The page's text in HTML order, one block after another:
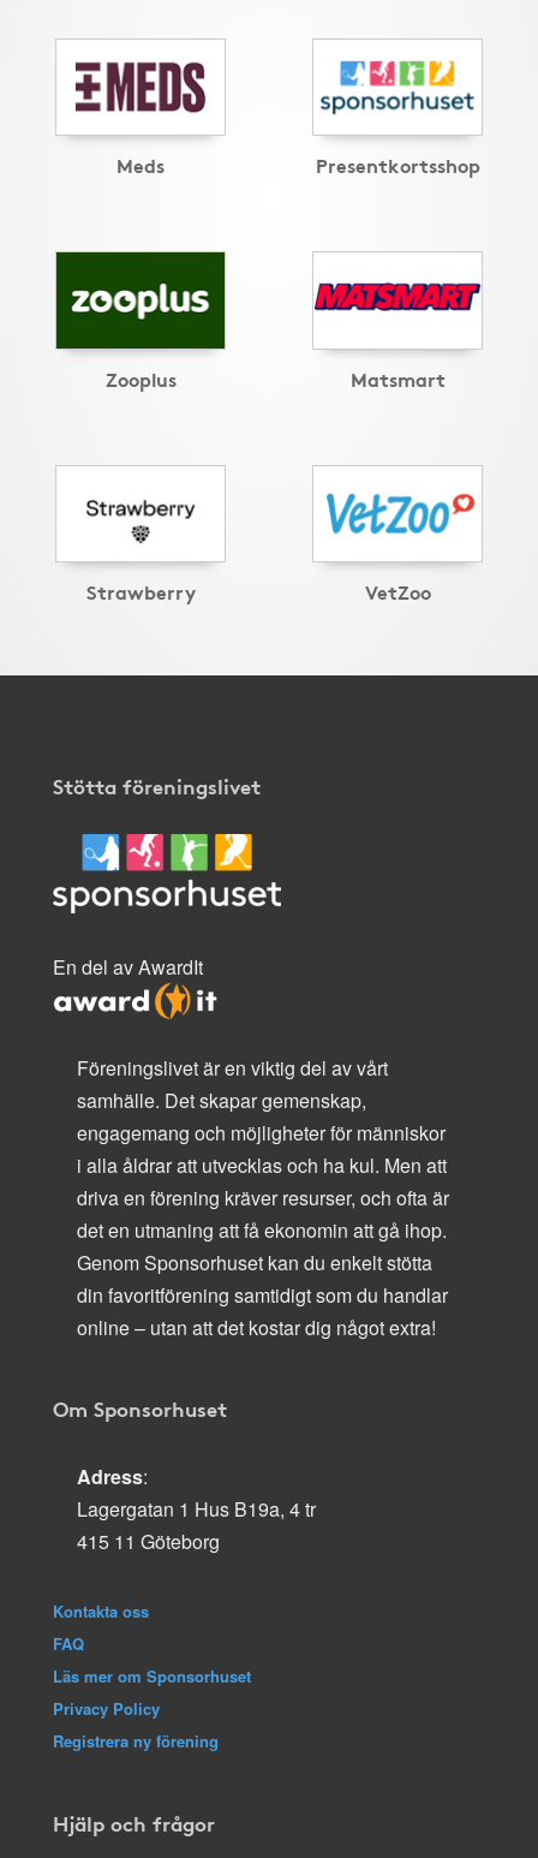
Meds Presentkortsshop
Zooplus Matsmart
Strawberry VetZoo
Stötta föreningslivet
En del av AwardIt
Föreningslivet är en viktig del av vårt
samhälle. Det skapar gemenskap,
engagemang och möjligheter för människor
i alla åldrar att utvecklas och ha kul. Men att
driva en förening kräver resurser, och ofta är
det en utmaning att få ekonomin att gå ihop.
Genom Sponsorhuset kan du enkelt stötta
din favoritförening samtidigt som du handlar
online – utan att det kostar dig något extra!
Om Sponsorhuset
Adress:
Lagergatan 1 Hus B19a, 4 tr
415 11 Göteborg
Kontakta oss
FAQ
Läs mer om Sponsorhuset
Privacy Policy
Registrera ny förening
Hjälp och frågor